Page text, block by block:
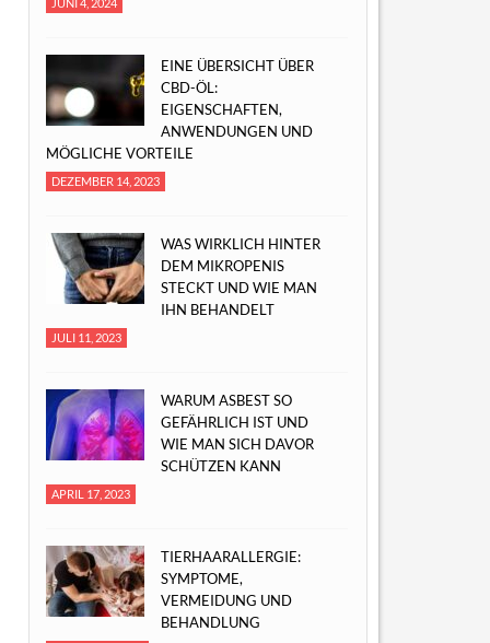
EINE ÜBERSICHT ÜBER
CBD-ÖL:
EIGENSCHAFTEN,
ANWENDUNGEN UND
MÖGLICHE VORTEILE
DEZEMBER 14, 2023
WAS WIRKLICH HINTER
DEM MIKROPENIS
STECKT UND WIE MAN
IHN BEHANDELT
JULI 11, 2023
WARUM ASBEST SO
GEFÄHRLICH IST UND
WIE MAN SICH DAVOR
SCHÜTZEN KANN
APRIL 17, 2023
TIERHAARALLERGIE:
SYMPTOME,
VERMEIDUNG UND
BEHANDLUNG